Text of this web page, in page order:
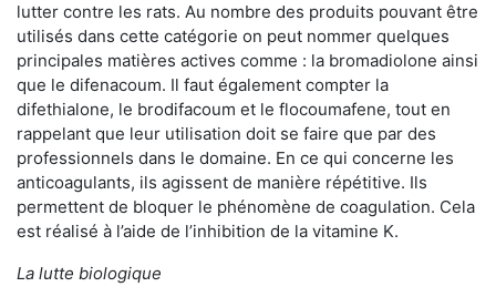
lutter contre les rats. Au nombre des produits pouvant être
utilisés dans cette catégorie on peut nommer quelques
principales matières actives comme : la bromadiolone ainsi
que le difenacoum. Il faut également compter la
difethialone, le brodifacoum et le flocoumafene, tout en
rappelant que leur utilisation doit se faire que par des
professionnels dans le domaine. En ce qui concerne les
anticoagulants, ils agissent de manière répétitive. Ils
permettent de bloquer le phénomène de coagulation. Cela
est réalisé à l’aide de l’inhibition de la vitamine K.
La lutte biologique